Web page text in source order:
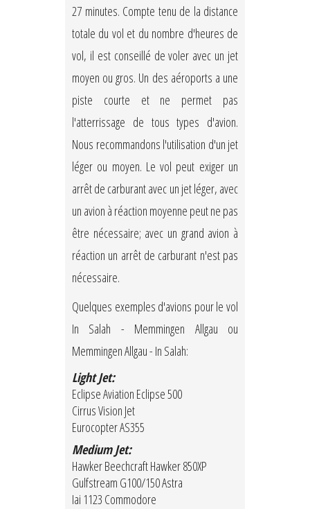
27 minutes. Compte tenu de la distance
totale du vol et du nombre d'heures de
vol, il est conseillé de voler avec un jet
moyen ou gros. Un des aéroports a une
piste courte et ne permet pas
l'atterrissage de tous types d'avion.
Nous recommandons l'utilisation d'un jet
léger ou moyen. Le vol peut exiger un
arrêt de carburant avec un jet léger, avec
un avion à réaction moyenne peut ne pas
être nécessaire; avec un grand avion à
réaction un arrêt de carburant n'est pas
nécessaire.
Quelques exemples d'avions pour le vol
In Salah - Memmingen Allgau ou
Memmingen Allgau - In Salah:
Light Jet:
Eclipse Aviation Eclipse 500
Cirrus Vision Jet
Eurocopter AS355
Medium Jet:
Hawker Beechcraft Hawker 850XP
Gulfstream G100/150 Astra
Iai 1123 Commodore